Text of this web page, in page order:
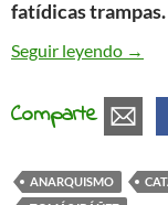
fatídicas trampas.
Seguir leyendo El
→
Comparte
ANARQUISMO